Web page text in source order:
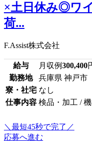
×土日休み◎ワ
荷...
F.Assist株式会社
給与 月収例300,400
勤務地
兵庫県 神戸市
寮・社宅 なし
仕事内容 検品・加工 /
＼最短45秒で完了／
応募へ進む